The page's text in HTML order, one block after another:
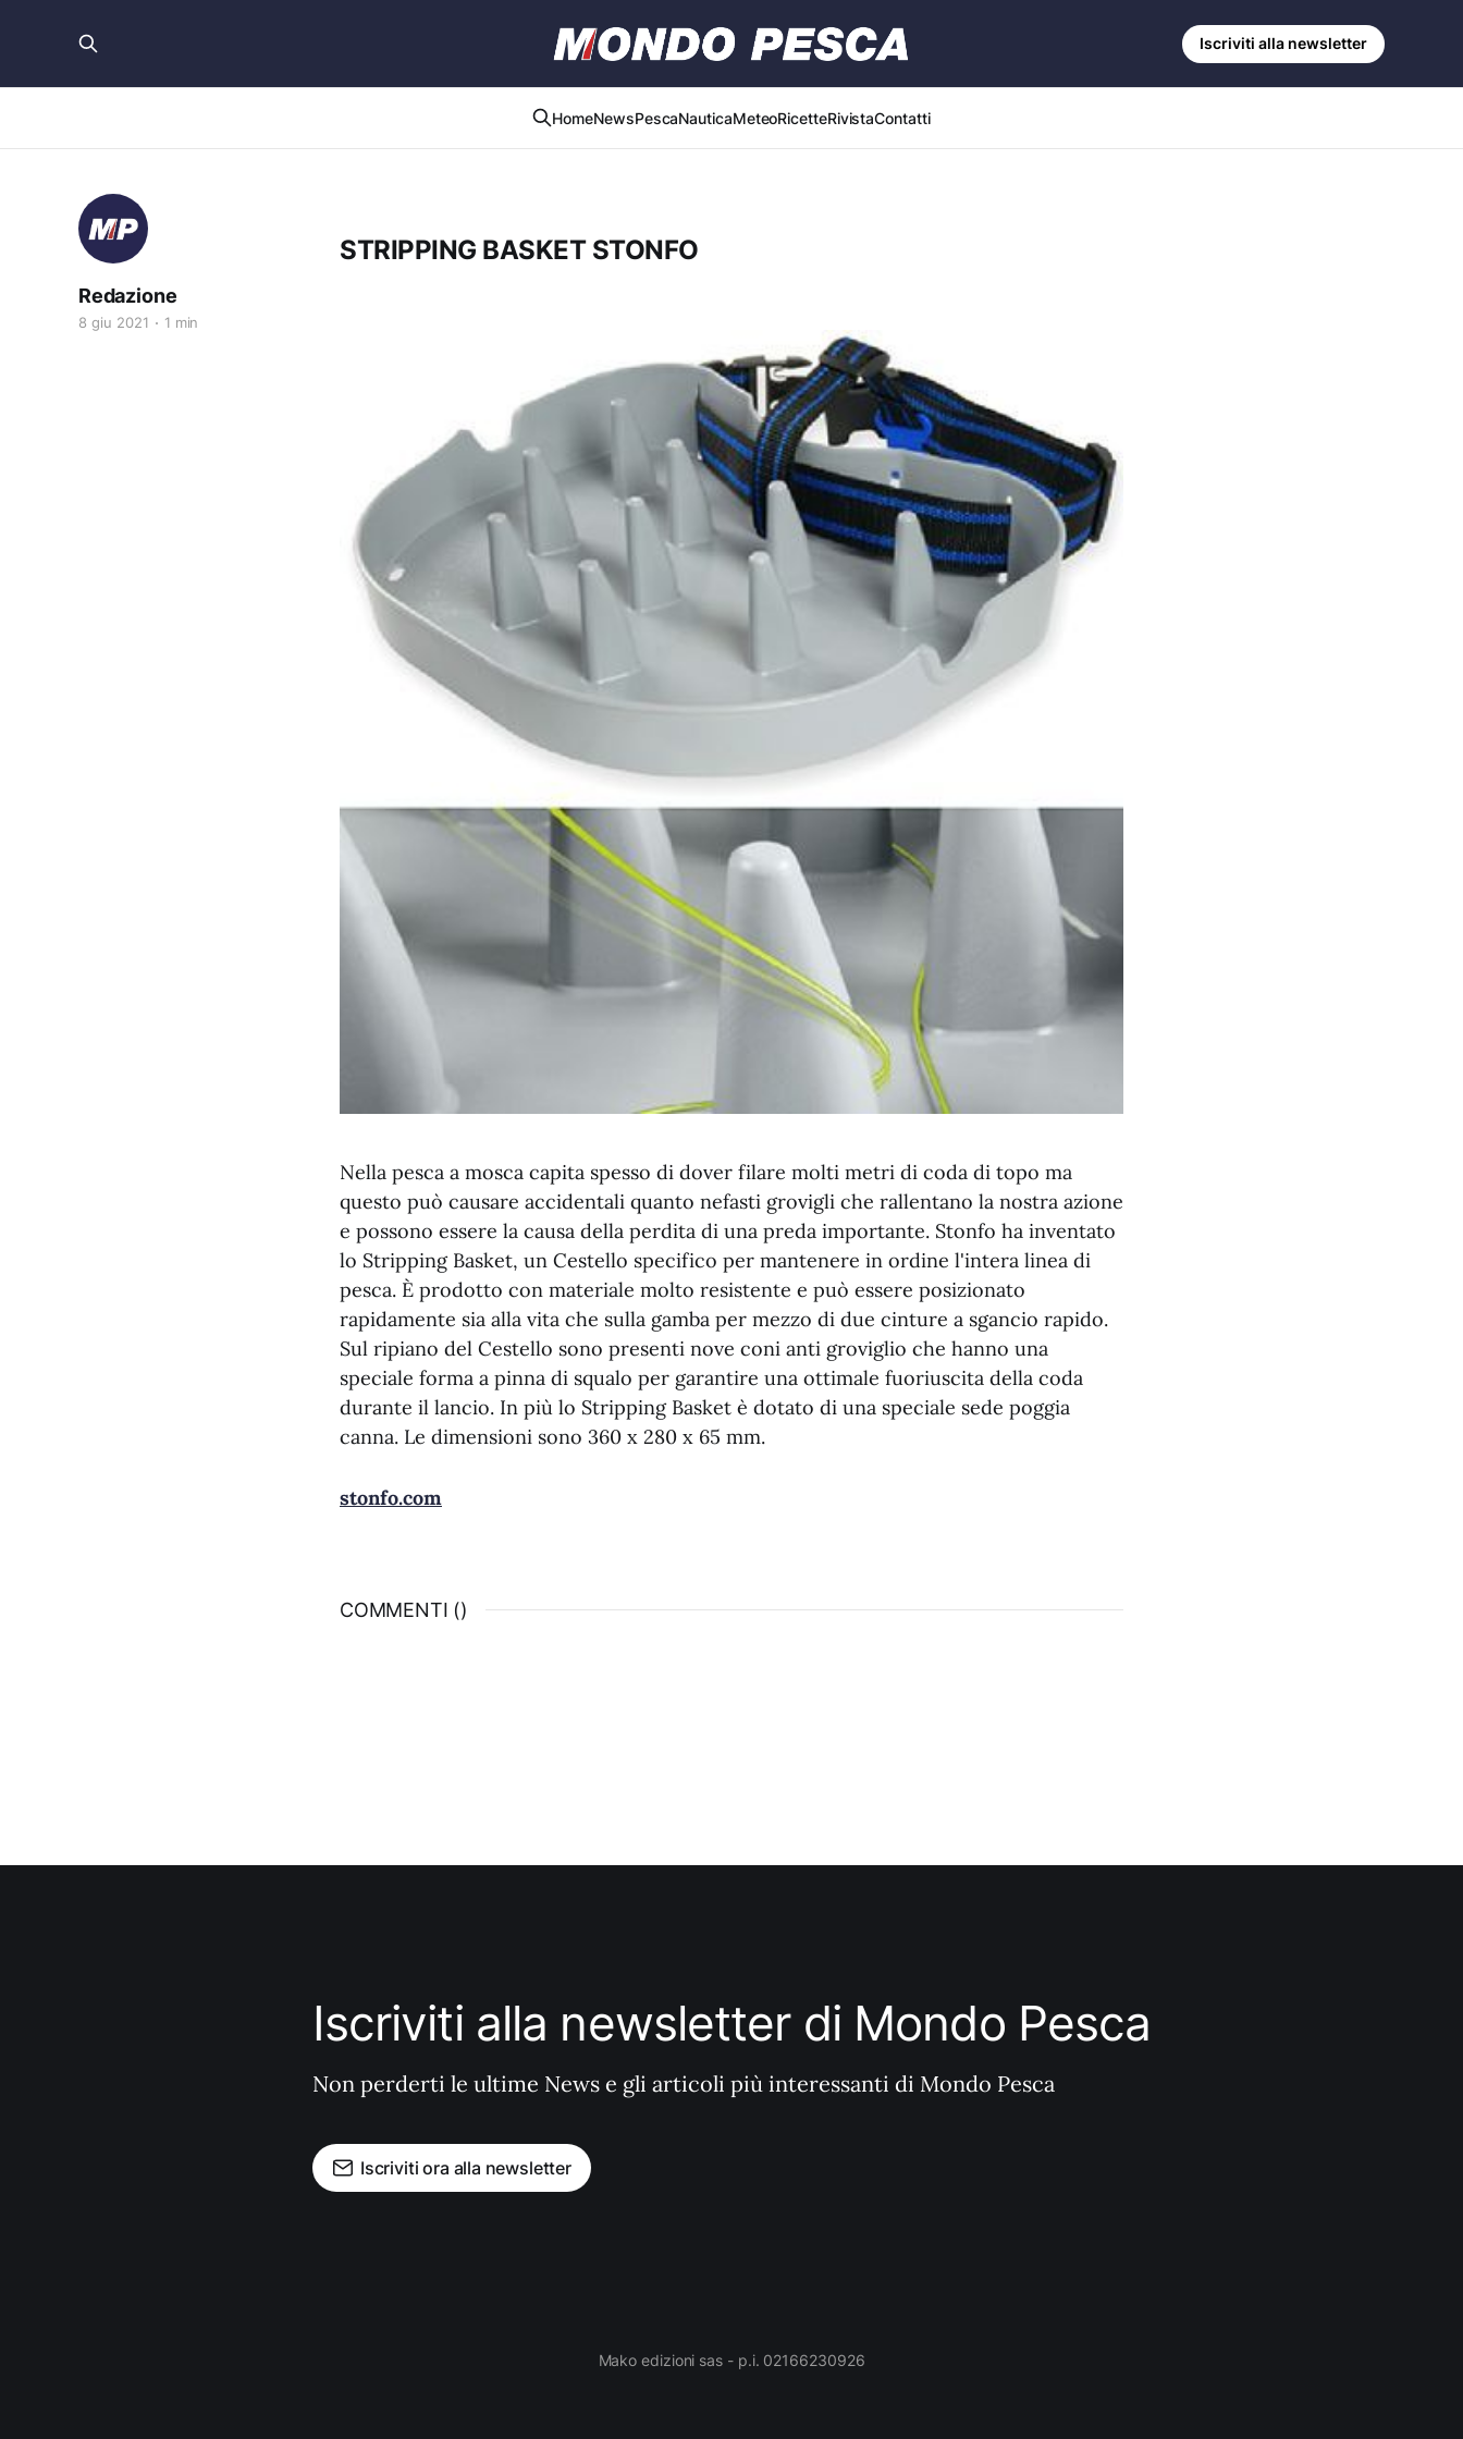
HomeNewsPescaNauticaMeteoRicetteRivistaContatti
Iscriviti alla newsletter
STRIPPING BASKET STONFO
Redazione
8 giu 2021 1 min
Nella pesca a mosca capita spesso di dover filare molti metri di coda di topo ma
questo può causare accidentali quanto nefasti grovigli che rallentano la nostra azione
e possono essere la causa della perdita di una preda importante. Stonfo ha inventato
lo Stripping Basket, un Cestello specifico per mantenere in ordine l'intera linea di
pesca. È prodotto con materiale molto resistente e può essere posizionato
rapidamente sia alla vita che sulla gamba per mezzo di due cinture a sgancio rapido.
Sul ripiano del Cestello sono presenti nove coni anti groviglio che hanno una
speciale forma a pinna di squalo per garantire una ottimale fuoriuscita della coda
durante il lancio. In più lo Stripping Basket è dotato di una speciale sede poggia
canna. Le dimensioni sono 360 x 280 x 65 mm.
stonfo.com
COMMENTI ()
Iscriviti alla newsletter di Mondo Pesca
Non perderti le ultime News e gli articoli più interessanti di Mondo Pesca
Iscriviti ora alla newsletter
Mako edizioni sas - p.i. 02166230926